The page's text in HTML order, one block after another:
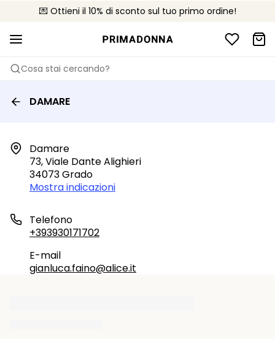
💌 Ottieni il 10% di sconto sul tuo primo ordine!
🚚 Consegna gratuita sopra i €75
📦 Resi gratuiti
Cosa stai cercando?
DAMARE
Damare
73, Viale Dante Alighieri
34073 Grado
Mostra indicazioni
Telefono
+393930171702
E-mail
gianluca.faino@alice.it